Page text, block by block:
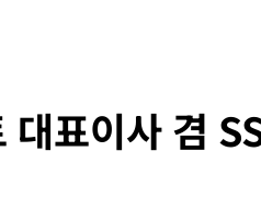
표이사 겸